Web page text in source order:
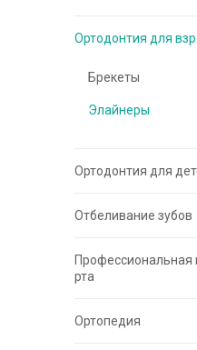
Ортодонтия для
Брекеты
Элайнеры
Ортодонтия для
Отбеливание зубов
Профессиональная
рта
Ортопедия